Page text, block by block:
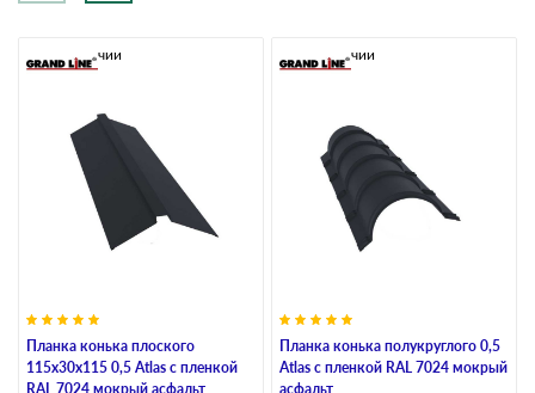
Планка конька плоского
115х30х115 0,5 Atlas с пленкой
RAL 7024 мокрый асфальт
В наличии
Планка конька полукруглого 0,5
Atlas с пленкой RAL 7024 мокрый
асфальт
В наличии